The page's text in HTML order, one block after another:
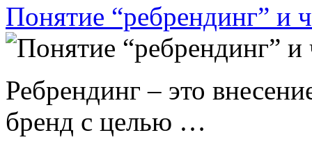
Понятие “ребрендинг” и
Ребрендинг – это
бренд с целью …